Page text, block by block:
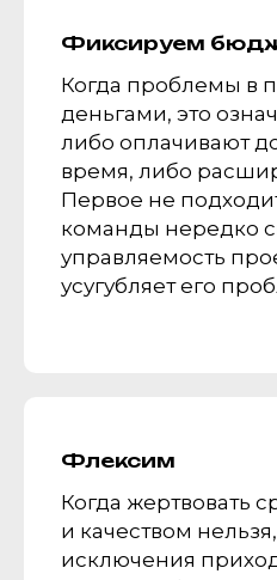
Фиксируем
Когда проблемы в
деньгами, это
либо оплачивают
время, либо
Первое не
команды нередко
управляемость
усугубляет его
Флексим
Когда жертвовать
и качеством
исключения